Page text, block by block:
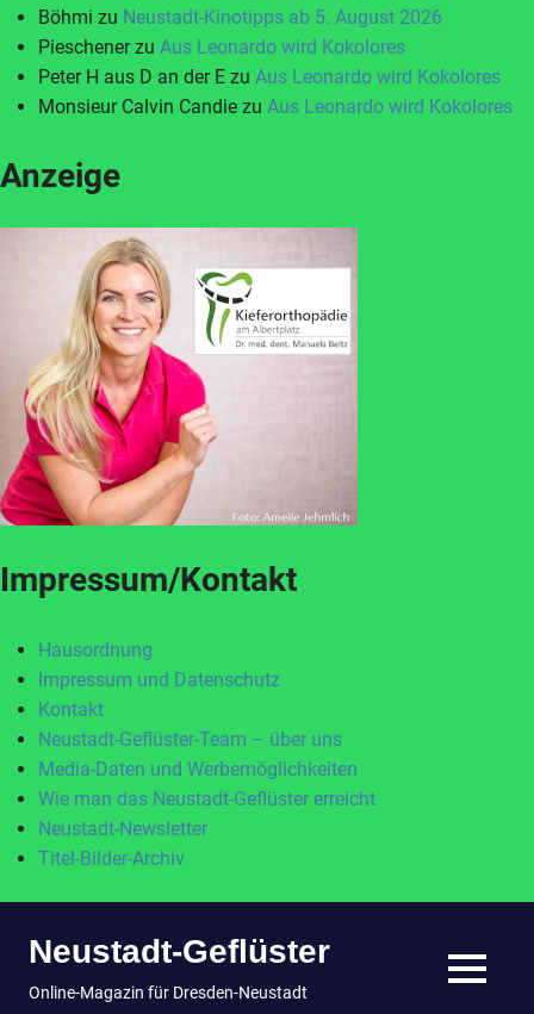
Böhmi zu Neustadt-Kinotipps ab 5. August 2026
Pieschenerzu Aus Leonardo wird Kokolores
Peter H aus D an der E zu Aus Leonardo wird Kokolores
Monsieur Calvin Candie zu Aus Leonardo wird Kokolores
Anzeige
Impressum/Kontakt
Hausordnung
Impressum und Datenschutz
Kontakt
Neustadt-Geflüster-Team – über uns
Media-Daten und Werbemöglichkeiten
Wie man das Neustadt-Geflüster erreicht
Neustadt-Newsletter
Titel-Bilder-Archiv
InhaltNeustadt-Geflüster
Online-Magazin für Dresden-Neustadt MENÜ